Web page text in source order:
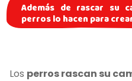
Además de rascar su
perros lo hacen para
Los perros rascan su